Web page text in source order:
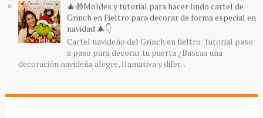
🎄🎁Moldes y tutorial para hacer lindo cartel de
Grinch en Fieltro para decorar de forma especial en
navidad 🎄👇
Cartel navideño del Grinch en fieltro: tutorial paso
a paso para decorar tu puerta ¿Buscas una
decoración navideña alegre, llamativa y difer...